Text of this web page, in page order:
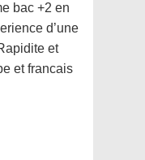
bac +2 en
d’une
et
et francais